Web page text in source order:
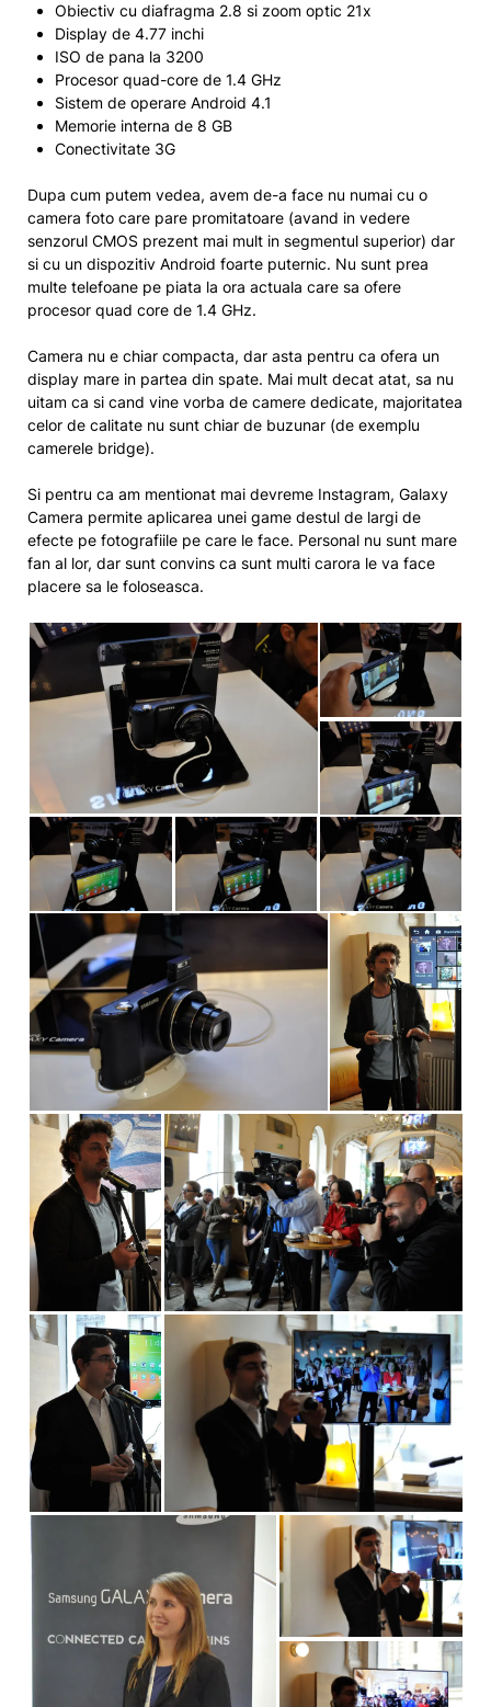
Obiectiv cu diafragma 2.8 si zoom optic 21x
Display de 4.77 inchi
ISO de pana la 3200
Procesor quad-core de 1.4 GHz
Sistem de operare Android 4.1
Memorie interna de 8 GB
Conectivitate 3G
Dupa cum putem vedea, avem de-a face nu numai cu o
camera foto care pare promitatoare (avand in vedere
senzorul CMOS prezent mai mult in segmentul superior) dar
si cu un dispozitiv Android foarte puternic. Nu sunt prea
multe telefoane pe piata la ora actuala care sa ofere
procesor quad core de 1.4 GHz.
Camera nu e chiar compacta, dar asta pentru ca ofera un
display mare in partea din spate. Mai mult decat atat, sa nu
uitam ca si cand vine vorba de camere dedicate, majoritatea
celor de calitate nu sunt chiar de buzunar (de exemplu
camerele bridge).
Si pentru ca am mentionat mai devreme Instagram, Galaxy
Camera permite aplicarea unei game destul de largi de
efecte pe fotografiile pe care le face. Personal nu sunt mare
fan al lor, dar sunt convins ca sunt multi carora le va face
placere sa le foloseasca.